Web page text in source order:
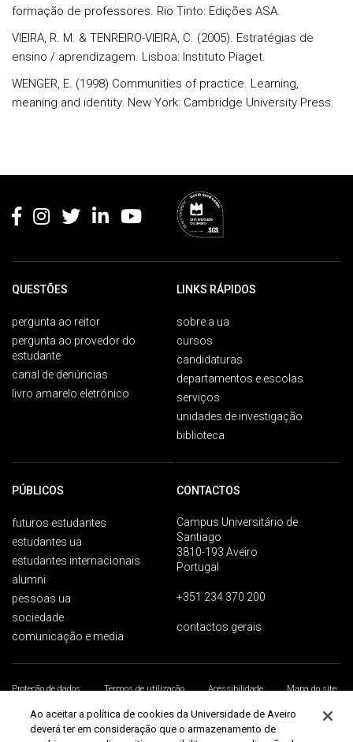
formação de professores. Rio Tinto: Edições ASA.
VIEIRA, R. M. & TENREIRO-VIEIRA, C. (2005). Estratégias de
ensino / aprendizagem. Lisboa: Instituto Piaget.
WENGER, E. (1998) Communities of practice. Learning,
meaning and identity. New York: Cambridge University Press.
QUESTÕES
pergunta ao reitor
pergunta ao provedor do
estudante
canal de denúncias
livro amarelo eletrónico
LINKS RÁPIDOS
sobre a ua
cursos
candidaturas
departamentos e escolas
serviços
unidades de investigação
biblioteca
PÚBLICOS
futuros estudantes
estudantes ua
estudantes internacionais
alumni
pessoas ua
sociedade
comunicação e media
CONTACTOS
Campus Universitário de
Santiago
3810-193 Aveiro
Portugal
+351 234 370 200
contactos gerais
Proteção de dados Termos de utilização Acessibilidade
Mapa do site
Universidade de Aveiro 2026
Ao aceitar a política de cookies da Universidade de Aveiro
deverá ter em consideração que o armazenamento de